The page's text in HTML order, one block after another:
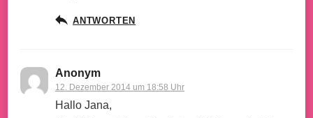
ANTWORTEN
Anonym
12. Dezember 2014 um 18:58 Uhr
Hallo Jana,